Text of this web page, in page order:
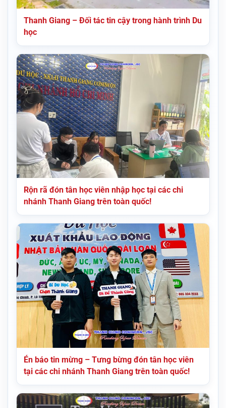
Thanh Giang – Đối tác tin cậy trong hành trình Du
học
Rộn rã đón tân học viên nhập học tại các chi
nhánh Thanh Giang trên toàn quốc!
Én báo tin mừng – Tưng bừng đón tân học viên
tại các chi nhánh Thanh Giang trên toàn quốc!